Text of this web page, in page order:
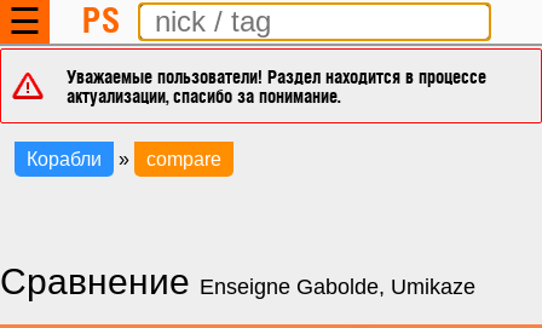
☰ PS
Уважаемые пользователи! Раздел находится в процессе
актуализации, спасибо за понимание.
Корабли » compare
Сравнение Enseigne Gabolde, Umikaze